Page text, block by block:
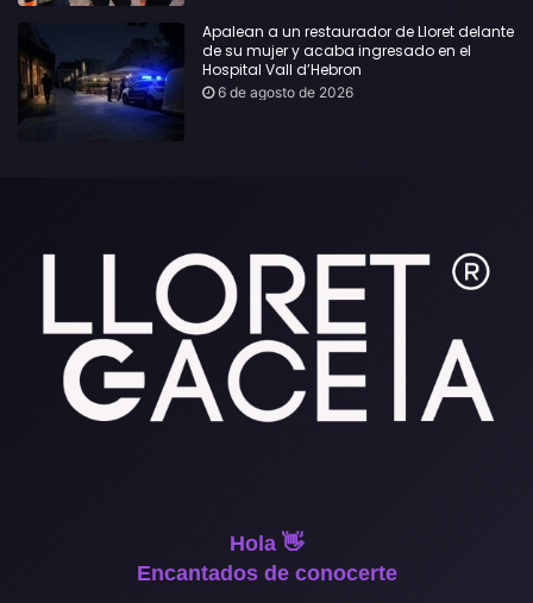
Apalean a un restaurador de Lloret delante
de su mujer y acaba ingresado en el
Hospital Vall d’Hebron
6 de agosto de 2026
Hola 👋
Encantados de conocerte